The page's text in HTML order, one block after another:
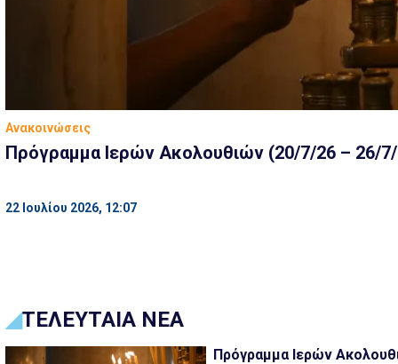
Ανακοινώσεις
Πρόγραμμα Ιερών Ακολουθιών (20/7/26 – 26/
22 Ιουλίου 2026, 12:07
ΤΕΛΕΥΤΑΙΑ ΝΕΑ
Πρόγραμμα Ιερών